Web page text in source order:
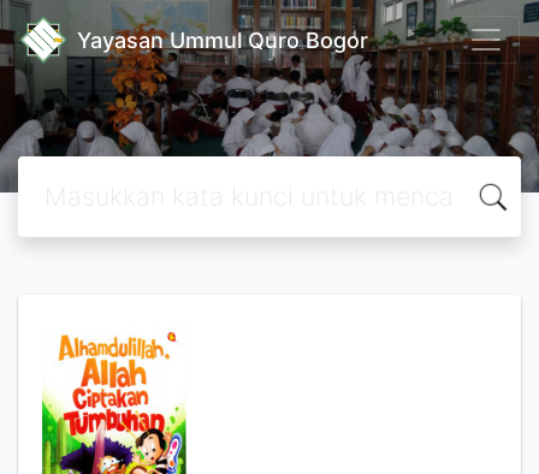
Yayasan Ummul Quro Bogor